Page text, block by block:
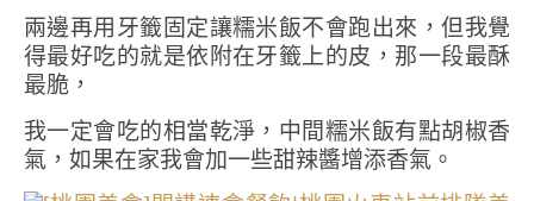
兩邊再用牙籤固定讓糯米飯不會跑出來，但我覺
得最好吃的就是依附在牙籤上的皮，那一段最酥
最脆，
我一定會吃的相當乾淨，中間糯米飯有點胡椒香
氣，如果在家我會加一些甜辣醬增添香氣。